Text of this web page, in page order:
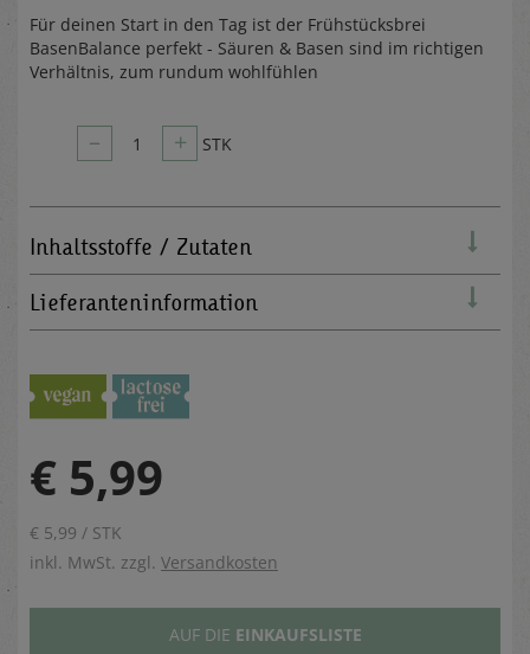
Für deinen Start in den Tag ist der Frühstücksbrei
BasenBalance perfekt - Säuren & Basen sind im richtigen
Verhältnis, zum rundum wohlfühlen
– 1 + STK
Inhaltsstoffe / Zutaten
Lieferanteninformation
€ 5,99
€ 5,99 / STK
inkl. MwSt. zzgl. Versandkosten
AUF DIE EINKAUFSLISTE